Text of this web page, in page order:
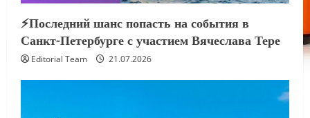
⚡️Последний шанс попасть на события в
Санкт-Петербурге с участием Вячеслава Тере
Editorial Team 21.07.2026